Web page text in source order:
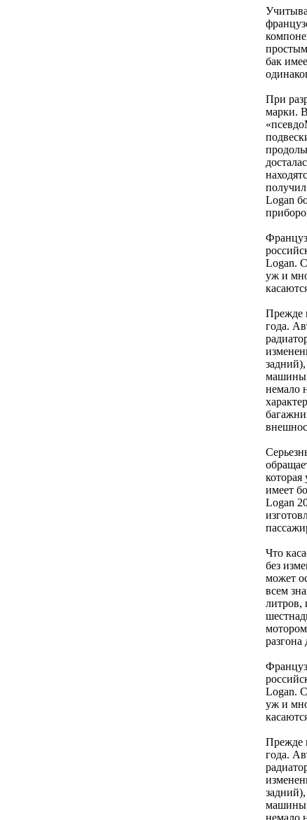
бак
При
марки.
Logan
Logan.
уж и
Прежде
года.
задний),
машины,
немало
имеет
Logan
Что
без
может
всем
литров,
мотором
разгона
Logan.
уж и
Прежде
года.
задний),
машины,
немало